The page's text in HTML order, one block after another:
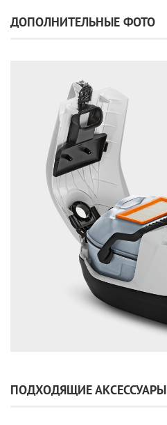
ДОПОЛНИТЕЛЬНЫЕ ФОТО
ПОДХОДЯЩИЕ АКСЕССУАРЫ